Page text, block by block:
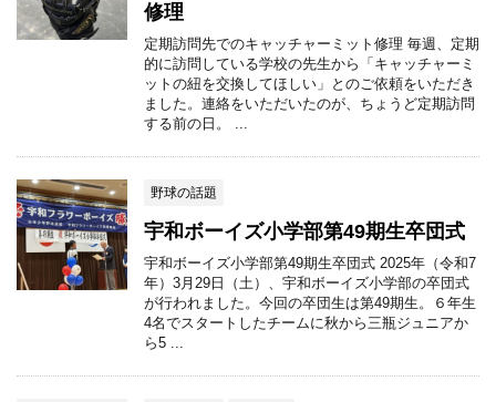
修理
定期訪問先でのキャッチャーミット修理 毎週、定期
的に訪問している学校の先生から「キャッチャーミ
ットの紐を交換してほしい」とのご依頼をいただき
ました。連絡をいただいたのが、ちょうど定期訪問
する前の日。 ...
野球の話題
宇和ボーイズ小学部第49期生卒団式
宇和ボーイズ小学部第49期生卒団式 2025年（令和7
年）3月29日（土）、宇和ボーイズ小学部の卒団式
が行われました。今回の卒団生は第49期生。６年生
4名でスタートしたチームに秋から三瓶ジュニアか
ら5 ...